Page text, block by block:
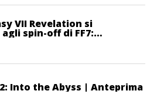
VII Revelation si
spin-off di FF7:
non si pone limiti
Into the Abyss | Anteprima